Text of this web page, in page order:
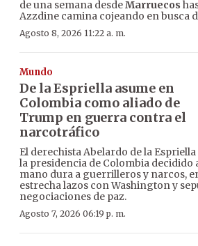
de una semana desdeMarruecos
Azzdine camina cojeando en busca
Agosto 8, 2026 11:22 a. m.
Mundo
De la Espriella asume en
Colombia como aliado de
Trump en guerra contra el
narcotráfico
El derechista Abelardo de la
la presidencia de Colombia decidido
mano dura a guerrilleros y narcos,
estrecha lazos con Washington y
negociaciones de paz.
Agosto 7, 2026 06:19 p. m.